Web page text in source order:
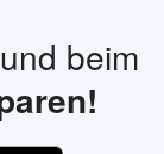
beim